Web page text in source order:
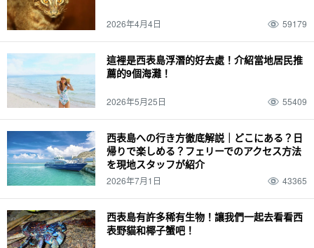
春假 家庭 動物
2026年4月4日 59179
這裡是西表島浮潛的好去處！介紹當地居民推
薦的9個海灘！
2026年5月25日 55409
西表島への行き方徹底解説｜どこにある？日
帰りで楽しめる？フェリーでのアクセス方法
を現地スタッフが紹介
2026年7月1日 43365
西表島有許多稀有生物！讓我們一起去看看西
表野貓和椰子蟹吧！